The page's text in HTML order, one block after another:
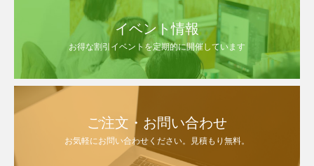
イベント情報
お得な割引イベントを定期的に開催しています
ご注文・お問い合わせ
お気軽にお問い合わせください。見積もり無料。